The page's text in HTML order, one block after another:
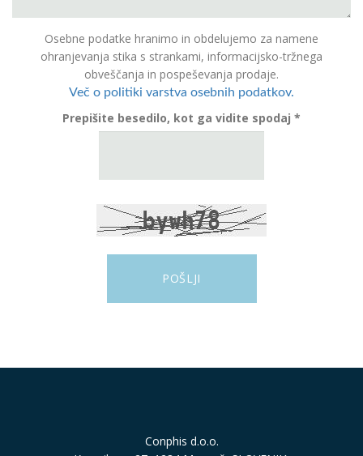
Osebne podatke hranimo in obdelujemo za namene
ohranjevanja stika s strankami, informacijsko-tržnega
obveščanja in pospeševanja prodaje.
Več o politiki varstva osebnih podatkov.
Prepišite besedilo, kot ga vidite spodaj *
Conphis d.o.o.